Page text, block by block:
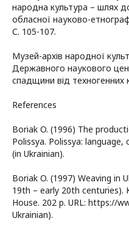
народна культура – шлях
обласної науково-
С. 105-107.
Музей-архів народної
Державного наукового
спадщини від техногенних
References
Boriak O. (1996) The
Polissya. Polissya: language,
(in Ukrainian).
Boriak O. (1997) Weaving in
19th – early 20th centuries).
House. 202 p. URL: https://
Ukrainian).